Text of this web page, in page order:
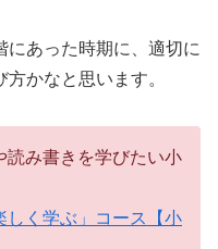
にあった時期に、適切に
かなと思います。
読み書きを学びたい小
しく学ぶ」コース【小